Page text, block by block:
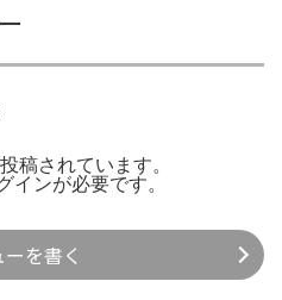
稿されています。
インが必要です。
ーを書く